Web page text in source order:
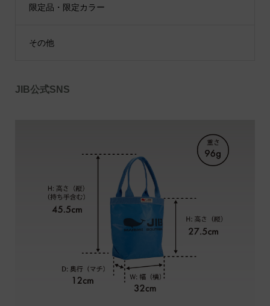
限定品・限定カラー
その他
JIB公式SNS